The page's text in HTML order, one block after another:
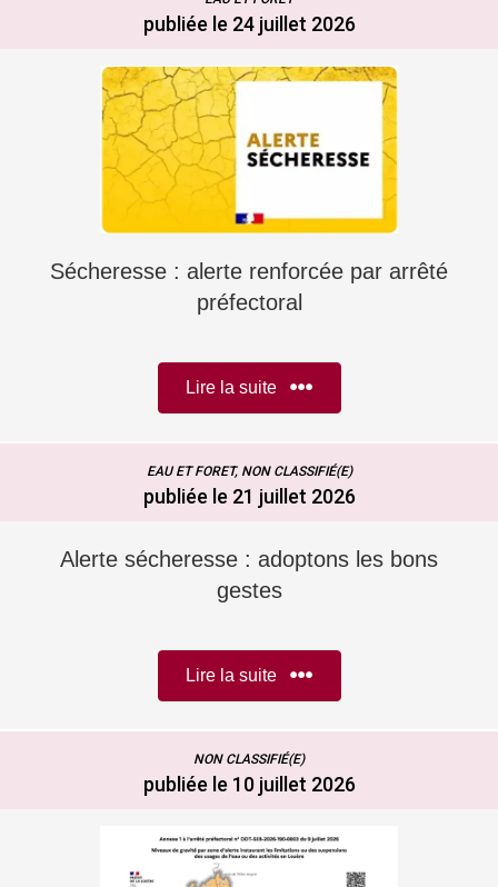
publiée le 24 juillet 2026
Sécheresse : alerte renforcée par arrêté
préfectoral
Lire la suite
EAU ET FORET, NON CLASSIFIÉ(E)
publiée le 21 juillet 2026
Alerte sécheresse : adoptons les bons
gestes
Lire la suite
NON CLASSIFIÉ(E)
publiée le 10 juillet 2026